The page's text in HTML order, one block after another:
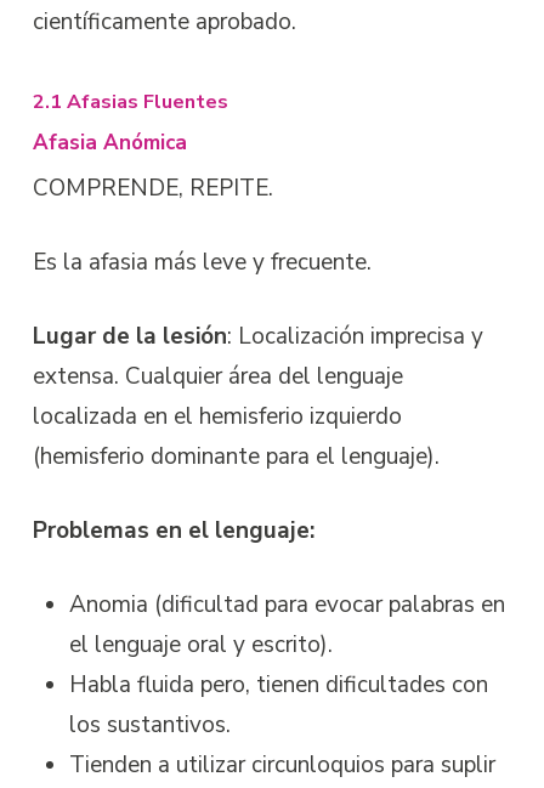
científicamente aprobado.
2.1 Afasias Fluentes
Afasia Anómica
COMPRENDE, REPITE.
Es la afasia más leve y frecuente.
Lugar de la lesión: Localización imprecisa y
extensa. Cualquier área del lenguaje
localizada en el hemisferio izquierdo
(hemisferio dominante para el lenguaje).
Problemas en el lenguaje:
Anomia (dificultad para evocar palabras en
el lenguaje oral y escrito).
Habla fluida pero, tienen dificultades con
los sustantivos.
Tienden a utilizar circunloquios para suplir